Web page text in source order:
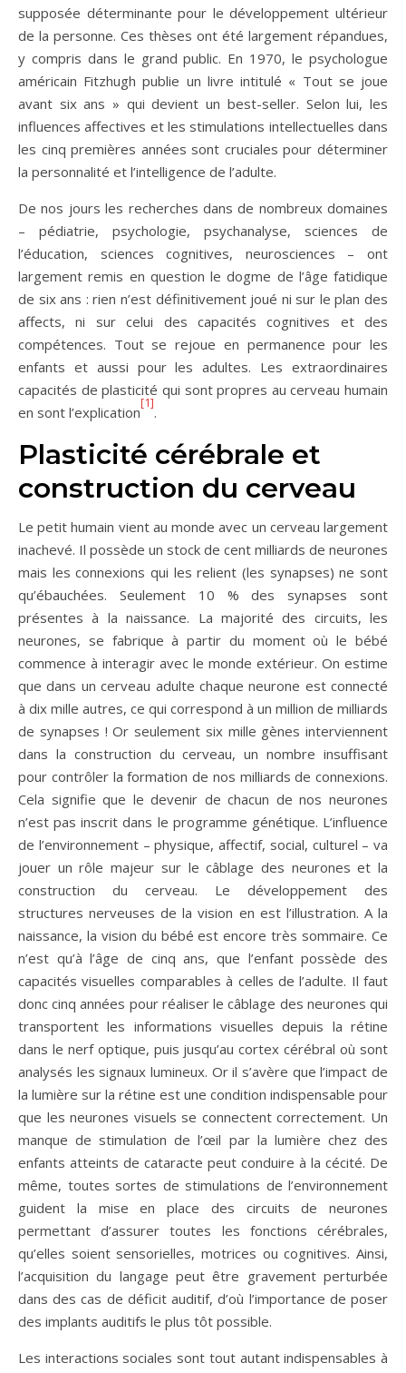
supposée déterminante pour le développement ultérieur
de la personne. Ces thèses ont été largement répandues,
y compris dans le grand public. En 1970, le psychologue
américain Fitzhugh publie un livre intitulé « Tout se joue
avant six ans » qui devient un best-seller. Selon lui, les
influences affectives et les stimulations intellectuelles dans
les cinq premières années sont cruciales pour déterminer
la personnalité et l’intelligence de l’adulte.
De nos jours les recherches dans de nombreux domaines
– pédiatrie, psychologie, psychanalyse, sciences de
l’éducation, sciences cognitives, neurosciences – ont
largement remis en question le dogme de l’âge fatidique
de six ans : rien n’est définitivement joué ni sur le plan des
affects, ni sur celui des capacités cognitives et des
compétences. Tout se rejoue en permanence pour les
enfants et aussi pour les adultes. Les extraordinaires
capacités de plasticité qui sont propres au cerveau humain
en sont l’explication
[1]
.
Plasticité cérébrale et
construction du cerveau
Le petit humain vient au monde avec un cerveau largement
inachevé. Il possède un stock de cent milliards de neurones
mais les connexions qui les relient (les synapses) ne sont
qu’ébauchées. Seulement 10 % des synapses sont
présentes à la naissance. La majorité des circuits, les
neurones, se fabrique à partir du moment où le bébé
commence à interagir avec le monde extérieur. On estime
que dans un cerveau adulte chaque neurone est connecté
à dix mille autres, ce qui correspond à un million de milliards
de synapses ! Or seulement six mille gènes interviennent
dans la construction du cerveau, un nombre insuffisant
pour contrôler la formation de nos milliards de connexions.
Cela signifie que le devenir de chacun de nos neurones
n’est pas inscrit dans le programme génétique. L’influence
de l’environnement – physique, affectif, social, culturel – va
jouer un rôle majeur sur le câblage des neurones et la
construction du cerveau. Le développement des
structures nerveuses de la vision en est l’illustration. A la
naissance, la vision du bébé est encore très sommaire. Ce
n’est qu’à l’âge de cinq ans, que l’enfant possède des
capacités visuelles comparables à celles de l’adulte. Il faut
donc cinq années pour réaliser le câblage des neurones qui
transportent les informations visuelles depuis la rétine
dans le nerf optique, puis jusqu’au cortex cérébral où sont
analysés les signaux lumineux. Or il s’avère que l’impact de
la lumière sur la rétine est une condition indispensable pour
que les neurones visuels se connectent correctement. Un
manque de stimulation de l’œil par la lumière chez des
enfants atteints de cataracte peut conduire à la cécité. De
même, toutes sortes de stimulations de l’environnement
guident la mise en place des circuits de neurones
permettant d’assurer toutes les fonctions cérébrales,
qu’elles soient sensorielles, motrices ou cognitives. Ainsi,
l’acquisition du langage peut être gravement perturbée
dans des cas de déficit auditif, d’où l’importance de poser
des implants auditifs le plus tôt possible.
Les interactions sociales sont tout autant indispensables à